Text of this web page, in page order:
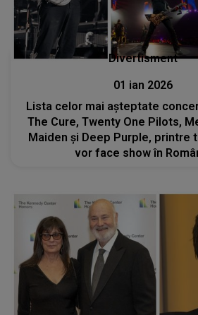
Divertisment
01 ian 2026
Lista celor mai așteptate
The Cure, Twenty One Pilots,
Maiden și Deep Purple, printre
vor face show în